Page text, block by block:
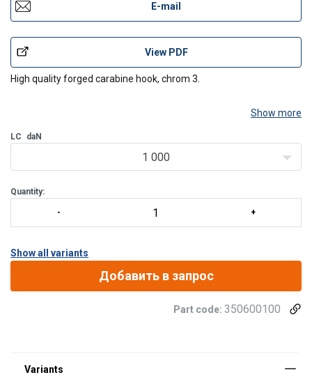
E-mail
View PDF
High quality forged carabine hook, chrom 3.
Show more
LC daN
1 000
Quantity:
Show all variants
Добавить в запрос
Part code: 350600100